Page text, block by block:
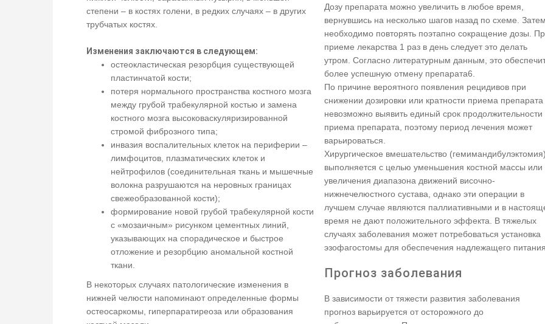
степени – в костях голени, в редких случаях – в других
трубчатых костях.
Изменения заключаются в следующем:
остеокластическая резорбция существующей
пластинчатой ​​кости;
потеря нормального пространства костного мозга
между грубой трабекулярной костью и замена
костного мозга высоковаскуляризированной
стромой фиброзного типа;
инвазия воспалительных клеток на периферии –
лимфоцитов, плазматических клеток и
нейтрофилов (соединительная ткань и мышечные
волокна разрушаются на неровных границах
свежеобразованной кости);
формирование новой грубой трабекулярной кости
с «мозаичным» рисунком цементных линий,
указывающих на спорадическое и быстрое
отложение и резорбцию аномальной костной
ткани.
В некоторых случаях патологические изменения в
нижней челюсти напоминают определенные формы
остеосаркомы, гиперпаратиреоза или образования
Дозу препарата можно увеличить в любое время,
вернувшись на несколько шагов назад по схеме.
необходимо повторять поэтапно сокращение дозы.
приеме лекарства 1 раз в день следует это делать
утром. Согласно литературным данным, это
более успешную отмену препарата6.
По причине вероятного появления рецидивов при
снижении дозировки или кратности приема препарата
невозможно выявить единый срок продолжительности
приема препарата, поэтому период лечения может
варьироваться.
Хирургическое вмешательство
выполняется с целью уменьшения костной массы или
увеличения диапазона движений височно-
нижнечелюстного сустава, однако эти операции в
лучшем случае являются паллиативными и в
время не дают положительного эффекта. В тяжелых
случаях заболевания может потребоваться установка
эзофагостомы для обеспечения надлежащего
Прогноз заболевания
В зависимости от тяжести развития заболевания
прогноз варьируется от осторожного до